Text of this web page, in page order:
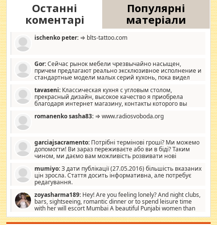
Останні
коментарі
Популярні
матеріали
ischenko peter: ⇒ blts-tattoo.com
Gor:Сейчас рынок мебели чрезвычайно насыщен,
причем предлагают реально эксклюзивное исполнение и
стандартные модели малых серий кухонь, пока видел
стандартные формы, в MebelOk, креативненько и что главное -
со вкусом все в порядке, без ненужных наворотов удорожающих
мебель, а это не последний фактор.
tavaseni: Классическая кухня с угловым столом,
прекрасный дизайн, высокое качество я приобрела
благодаря интернет магазину, контакты которого вы
romanenko sasha83: ⇒ www.radiosvoboda.org
garciajsacramento: Потрібні термінові гроші? Ми можемо
допомогти! Ви зараз переживаєте або ви в біді? Таким
чином, ми даємо вам можливість розвивати нові
допомагати людям, які намагаються дати їм шанс. Кожен
заслуговує на другий шанс, і, оскільки влада не зможе, вони
повинні приймати від інших. Для нас нема багато суми, і зрілість
витрат, а тільки узгоджених сум і нічого іншого. Не чекайте і не
коментуйте цей пост. Введіть суму, яку ви хочете подати, і ми
зв'яжемося з вами з усіма варіантами. зв'яжіться з нами
сьогодні на garciajsacramento@gmail.com Вам потрібні термінові
mumiyo:З дати публікації (27.05.2016) більшість вказаних
цін зросла. Стаття досить інформативна, але потребує
редагування.
zoyasharma189: Hey! Are you feeling lonely? And night clubs,
bars, sightseeing, romantic dinner or to spend leisure time
with her will escort Mumbai A beautiful Punjabi women than
sexy escort companion in arms that you guys feel like 5 star luxury
hotel had to spend the night in their search for loved solitaire free